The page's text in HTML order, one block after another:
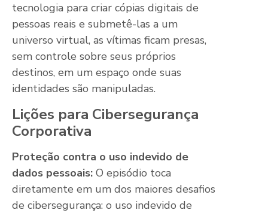
tecnologia para criar cópias digitais de
pessoas reais e submetê-las a um
universo virtual, as vítimas ficam presas,
sem controle sobre seus próprios
destinos, em um espaço onde suas
identidades são manipuladas.
Lições para Cibersegurança
Corporativa
Proteção contra o uso indevido de
dados pessoais: O episódio toca
diretamente em um dos maiores desafios
de cibersegurança: o uso indevido de